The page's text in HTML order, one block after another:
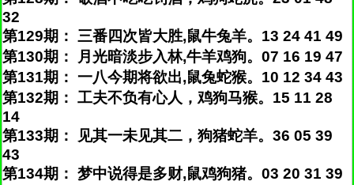
32
第129期： 三番四次皆大胜,鼠牛兔羊。13 24 41 49
第130期： 月光暗淡步入林,牛羊鸡狗。07 16 19 47
第131期： 一八今期将欲出,鼠兔蛇猴。10 12 34 43
第132期： 工夫不负有心人，鸡狗马猴。15 11 28
14
第133期： 见其一未见其二，狗猪蛇羊。36 05 39
43
第134期： 梦中说得是多财,鼠鸡狗猪。03 20 31 39